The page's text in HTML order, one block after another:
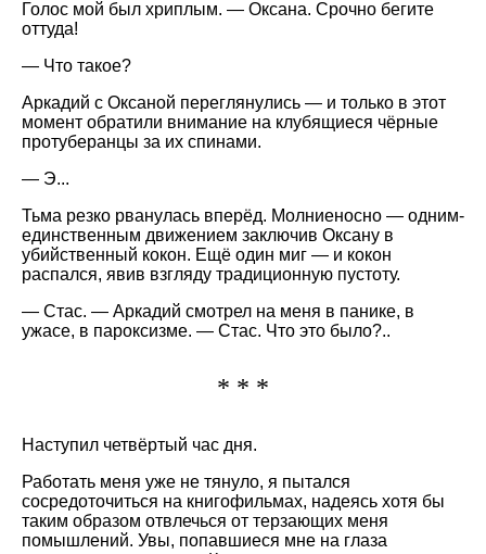
Голос мой был хриплым. — Оксана. Срочно бегите
оттуда!
— Что такое?
Аркадий с Оксаной переглянулись — и только в этот
момент обратили внимание на клубящиеся чёрные
протуберанцы за их спинами.
— Э...
Тьма резко рванулась вперёд. Молниеносно — одним-
единственным движением заключив Оксану в
убийственный кокон. Ещё один миг — и кокон
распался, явив взгляду традиционную пустоту.
— Стас. — Аркадий смотрел на меня в панике, в
ужасе, в пароксизме. — Стас. Что это было?..
* * *
Наступил четвёртый час дня.
Работать меня уже не тянуло, я пытался
сосредоточиться на книгофильмах, надеясь хотя бы
таким образом отвлечься от терзающих меня
помышлений. Увы, попавшиеся мне на глаза